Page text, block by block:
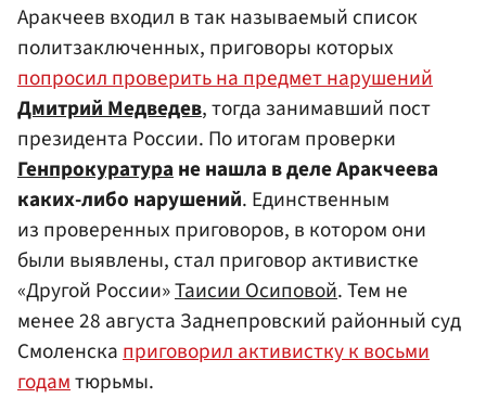
Аракчеев входил в так называемый список
политзаключенных, приговоры которых
попросил проверить на предмет нарушений
Дмитрий Медведев, тогда занимавший пост
президента России. По итогам проверки
Генпрокуратуране нашла в деле Аракчеева
каких-либо нарушений. Единственным
из проверенных приговоров, в котором они
были выявлены, стал приговор активистке
«Другой России»Таисии Осиповой. Тем не
менее 28 августа Заднепровский районный суд
Смоленскаприговорил активистку к восьми
годамтюрьмы.